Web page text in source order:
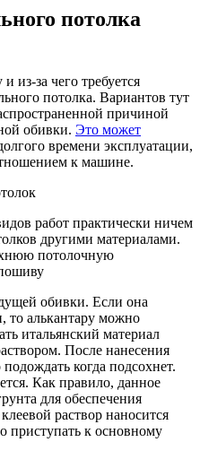
потолка
из-за чего требуется
потолка. Вариантов тут
причиной
обивки. Это может
времени эксплуатации,
к машине.
работ практически ничем
другими материалами.
потолочную
обивки. Если она
то алькантару можно
итальянский материал
После нанесения
когда подсохнет.
Как правило, данное
для обеспечения
раствор наносится
приступать к основному